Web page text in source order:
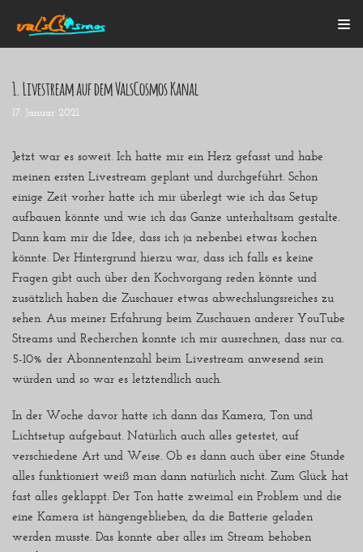
Zum
Inhalt
Startseite
Blogroll
Über mich
Kontakt
1. Livestream auf dem ValsCosmos Kanal
17. Januar 2021
Jetzt war es soweit. Ich hatte mir ein Herz gefasst und habe
meinen ersten Livestream geplant und durchgeführt. Schon
einige Zeit vorher hatte ich mir überlegt wie ich das Setup
aufbauen könnte und wie ich das Ganze unterhaltsam gestalte.
Dann kam mir die Idee, dass ich ja nebenbei etwas kochen
könnte. Der Hintergrund hierzu war, dass ich falls es keine
Fragen gibt auch über den Kochvorgang reden könnte und
zusätzlich haben die Zuschauer etwas abwechslungsreiches zu
sehen. Aus meiner Erfahrung beim Zuschauen anderer YouTube
Streams und Recherchen konnte ich mir ausrechnen, dass nur ca.
5-10% der Abonnentenzahl beim Livestream anwesend sein
würden und so war es letztendlich auch.
In der Woche davor hatte ich dann das Kamera, Ton und
Lichtsetup aufgebaut. Natürlich auch alles getestet, auf
verschiedene Art und Weise. Ob es dann auch über eine Stunde
alles funktioniert weiß man dann natürlich nicht. Zum Glück hat
fast alles geklappt. Der Ton hatte zweimal ein Problem und die
eine Kamera ist hängengeblieben, da die Batterie geladen
werden musste. Das konnte aber alles im Stream behoben